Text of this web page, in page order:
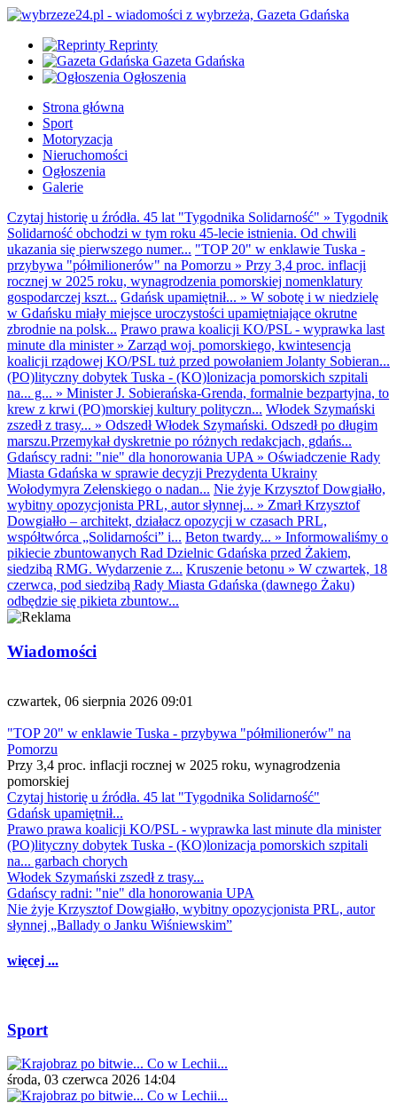
Reprinty
Gazeta Gdańska
Ogłoszenia
Strona główna
Sport
Motoryzacja
Nieruchomości
Ogłoszenia
Galerie
Czytaj historię u źródła. 45 lat "Tygodnika Solidarność" » Tygodnik
Solidarność obchodzi w tym roku 45-lecie istnienia. Od chwili
ukazania się pierwszego numer... "TOP 20" w enklawie Tuska -
przybywa "półmilionerów" na Pomorzu » Przy 3,4 proc. inflacji
rocznej w 2025 roku, wynagrodzenia pomorskiej nomenklatury
gospodarczej kszt... Gdańsk upamiętnił... » W sobotę i w niedzielę
w Gdańsku miały miejsce uroczystości upamiętniające okrutne
zbrodnie na polsk... Prawo prawa koalicji KO/PSL - wyprawka last
minute dla minister» Zarząd woj. pomorskiego, kwintesencja
koalicji rządowej KO/PSL tuż przed powołaniem Jolanty Sobieran...
(PO)lityczny dobytek Tuska - (KO)lonizacja pomorskich szpitali
na... g... » Minister J. Sobierańska-Grenda, formalnie bezpartyjna, to
krew z krwi (PO)morskiej kultury polityczn... Włodek Szymański
zszedł z trasy... » Odszedł Włodek Szymański. Odszedł po długim
marszu.Przemykał dyskretnie po różnych redakcjach, gdańs...
Gdańscy radni: "nie" dla honorowania UPA » Oświadczenie Rady
Miasta Gdańska w sprawie decyzji Prezydenta Ukrainy
Wołodymyra Zełenskiego o nadan... Nie żyje Krzysztof Dowgiałło,
wybitny opozycjonista PRL, autor słynnej... » Zmarł Krzysztof
Dowgiałło – architekt, działacz opozycji w czasach PRL,
współtwórca „Solidarności” i... Beton twardy... » Informowaliśmy o
pikiecie zbuntowanych Rad Dzielnic Gdańska przed Żakiem,
siedzibą RMG. Wydarzenie z... Kruszenie betonu » W czwartek, 18
czerwca, pod siedzibą Rady Miasta Gdańska (dawnego Żaku)
odbędzie się pikieta zbuntow...
Wiadomości
czwartek, 06 sierpnia 2026 09:01
"TOP 20" w enklawie Tuska - przybywa "półmilionerów" na
Pomorzu
Przy 3,4 proc. inflacji rocznej w 2025 roku, wynagrodzenia
pomorskiej
Czytaj historię u źródła. 45 lat "Tygodnika Solidarność"
Gdańsk upamiętnił...
Prawo prawa koalicji KO/PSL - wyprawka last minute dla minister
(PO)lityczny dobytek Tuska - (KO)lonizacja pomorskich szpitali
na... garbach chorych
Włodek Szymański zszedł z trasy...
Gdańscy radni: "nie" dla honorowania UPA
Nie żyje Krzysztof Dowgiałło, wybitny opozycjonista PRL, autor
słynnej „Ballady o Janku Wiśniewskim”
więcej ...
Sport
środa, 03 czerwca 2026 14:04